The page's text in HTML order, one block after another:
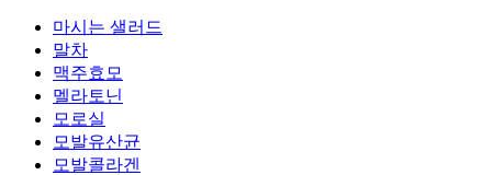
마시는 샐러드
말차
맥주효모
멜라토닌
모로실
모발유산균
모발콜라겐